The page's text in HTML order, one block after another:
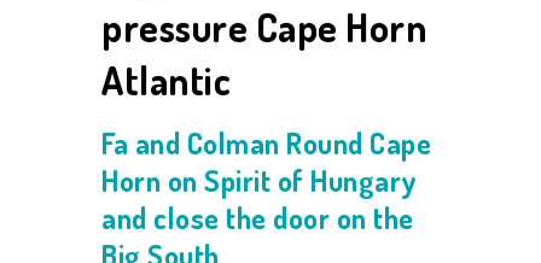
pressure Cape Horn
Atlantic
Fa and Colman Round Cape
Horn on Spirit of Hungary
and close the door on the
Big South